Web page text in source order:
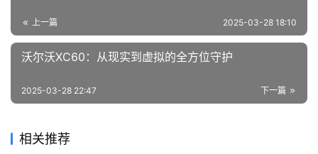
上一篇 2025-03-28 18:10
沃尔沃XC60：从现实到虚拟的全方位守护
下一篇
2025-03-28 22:47
相关推荐